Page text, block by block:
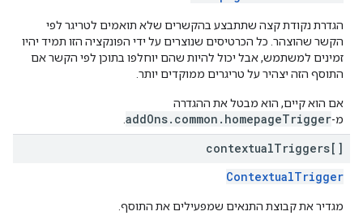
הגדרת נקודת קצה שתתבצע בהקשרים שלא תואמים לטריגר לפי
הקשר שהוצהר. כל הכרטיסים שנוצרים על ידי הפונקציה הזו תמיד יהיו
זמינים למשתמש, אבל יכול להיות שהם יוחלפו בתוכן לפי הקשר אם
התוסף הזה יצהיר על טריגרים ממוקדים יותר.
אם הוא קיים, הוא מבטל את ההגדרה
מ-addOns.common.homepageTrigger
contextualTriggers[]
ContextualTrigger
מגדיר את קבוצת התנאים שמפעילים את התוסף.